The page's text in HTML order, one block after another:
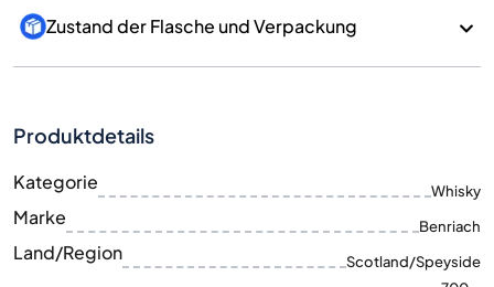
Zustand der Flasche und Verpackung
Produktdetails
Kategorie Whisky
Marke Benriach
Land/Region Scotland/Speyside